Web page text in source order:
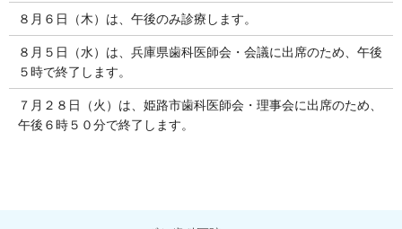
８月６日（木）は、午後のみ診療します。
８月５日（水）は、兵庫県歯科医師会・会議に出席のため、午後
５時で終了します。
７月２８日（火）は、姫路市歯科医師会・理事会に出席のため、
午後６時５０分で終了します。